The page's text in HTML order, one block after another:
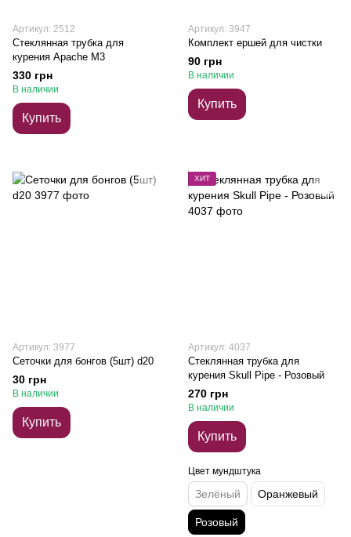
Артикул: 2512
Стеклянная трубка для
курения Apache M3
330 грн
В наличии
Купить
Артикул: 3947
Комплект ершей для чистки
90 грн
В наличии
Купить
Артикул: 3977
Сеточки для бонгов (5шт) d20
30 грн
В наличии
Купить
ХИТ
Артикул: 4037
Стеклянная трубка для
курения Skull Pipe - Розовый
270 грн
В наличии
Купить
Цвет мундштука
Зелёный Оранжевый
Розовый